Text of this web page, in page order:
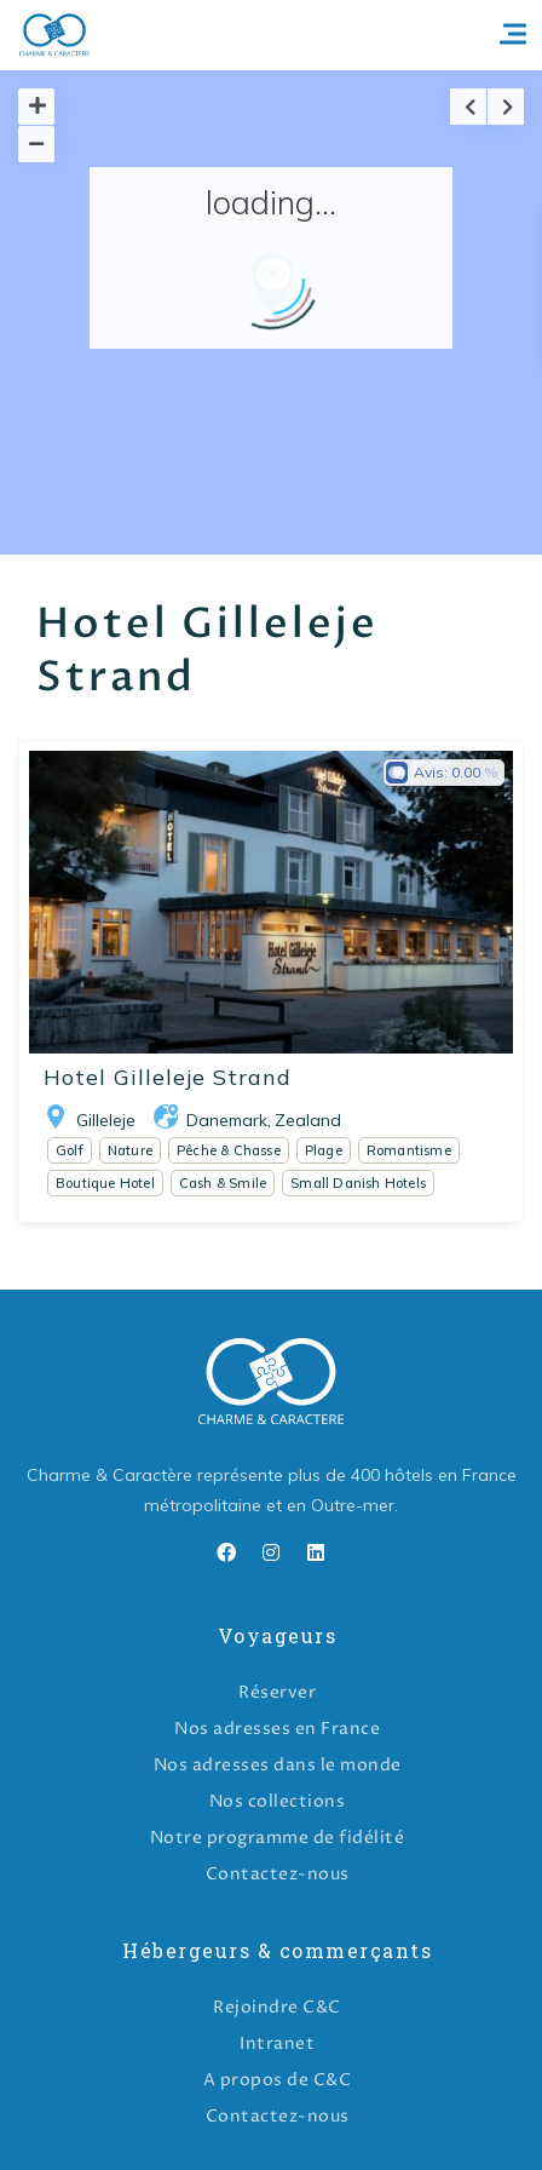
Accueil
Nos adresses en France
loading...
Hotel Gilleleje
Strand
Hotel Gilleleje Strand
Gilleleje Danemark Zealand
Avis: 0.00
Golf Nature Pêche & Chasse Plage
Romantisme
Boutique Hotel
Cash & Smile Small Danish Hotels
Charme & Caractère représente plus de 400 hôtels en France
métropolitaine et en Outre-mer.
Voyageurs
Réserver
Nos adresses en France
Nos adresses dans le monde
Nos collections
Notre programme de fidélité
Contactez-nous
Hébergeurs & commerçants
Rejoindre C&C
Intranet
A propos de C&C
Contactez-nous